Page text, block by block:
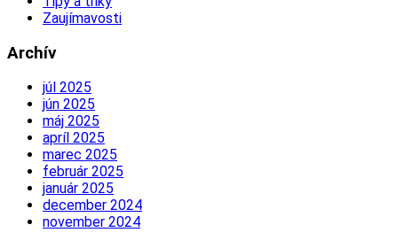
Zaujímavosti
Archív
júl 2025
jún 2025
máj 2025
apríl 2025
marec 2025
február 2025
január 2025
december 2024
november 2024